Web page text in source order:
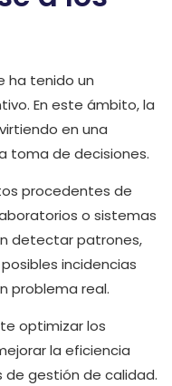
ha tenido un
En este ámbito, la
en una
toma de decisiones.
procedentes de
o sistemas
detectar patrones,
incidencias
problema real.
optimizar los
la eficiencia
gestión de calidad.